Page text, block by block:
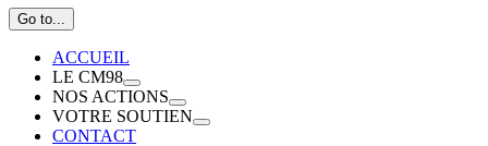
Go to...
ACCUEIL
LE CM98
NOS ACTIONS
VOTRE SOUTIEN
CONTACT